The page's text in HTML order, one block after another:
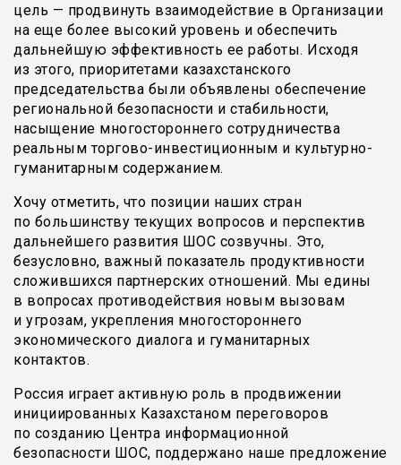
цель — продвинуть взаимодействие в Организации
на еще более высокий уровень и обеспечить
дальнейшую эффективность ее работы. Исходя
из этого, приоритетами казахстанского
председательства были объявлены обеспечение
региональной безопасности и стабильности,
насыщение многостороннего сотрудничества
реальным торгово-инвестиционным и культурно-
гуманитарным содержанием.
Хочу отметить, что позиции наших стран
по большинству текущих вопросов и перспектив
дальнейшего развития ШОС созвучны. Это,
безусловно, важный показатель продуктивности
сложившихся партнерских отношений. Мы едины
в вопросах противодействия новым вызовам
и угрозам, укрепления многостороннего
экономического диалога и гуманитарных
контактов.
Россия играет активную роль в продвижении
инициированных Казахстаном переговоров
по созданию Центра информационной
безопасности ШОС, поддержано наше предложение